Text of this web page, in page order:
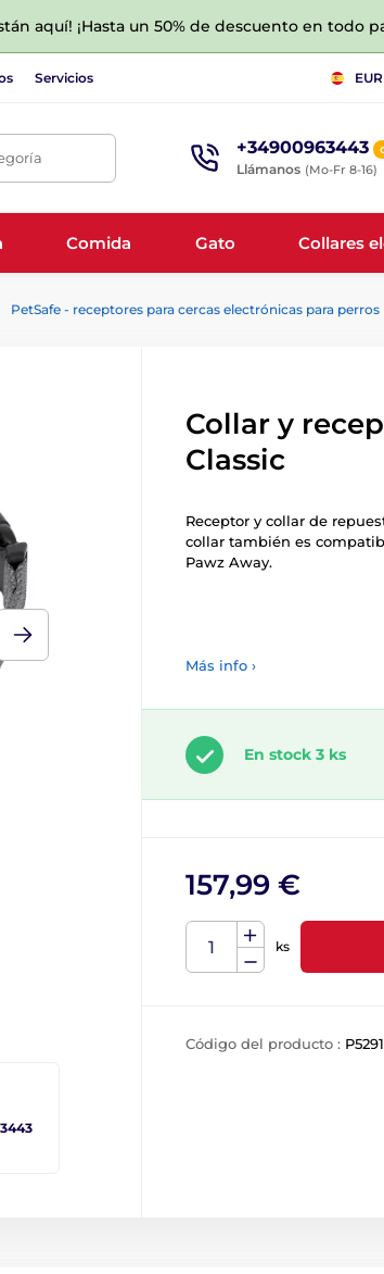
aquí! ¡Hasta un 50% de descuento en todo
Servicios EUR
+34900963443
Llámanos (Mo-Fr 8-16)
Comida Gato Collares
PetSafe - receptores para cercas electrónicas para perros
Collar y
Classic
Receptor y collar de
collar también es
Pawz Away.
Más info ›
En stock 3 ks
157,99 €
ks
Código del producto :